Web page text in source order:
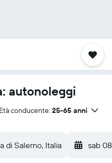
autonoleggi
Età conducente: 25-65 anni
di Salerno, Italia sab